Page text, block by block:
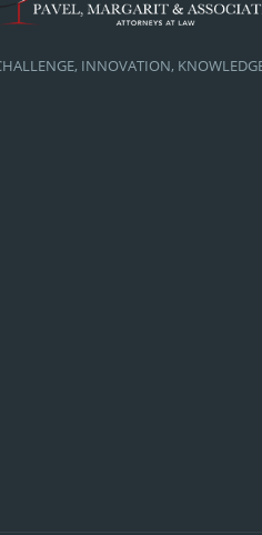
INNOVATION,